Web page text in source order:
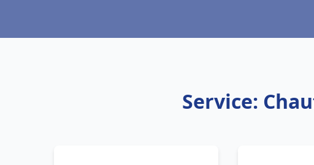
Service: